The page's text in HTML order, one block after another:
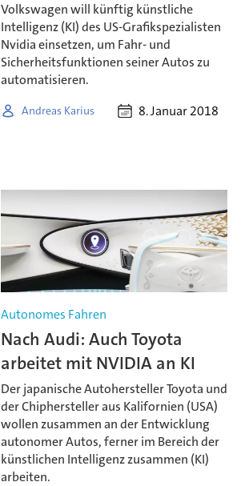
Volkswagen will künftig künstliche
Intelligenz (KI) des US-Grafikspezialisten
Nvidia einsetzen, um Fahr- und
Sicherheitsfunktionen seiner Autos zu
automatisieren.
Andreas Karius 8. Januar 2018
Autonomes Fahren
Nach Audi: Auch Toyota
arbeitet mit NVIDIA an KI
Der japanische Autohersteller Toyota und
der Chiphersteller aus Kalifornien (USA)
wollen zusammen an der Entwicklung
autonomer Autos, ferner im Bereich der
künstlichen Intelligenz zusammen (KI)
arbeiten.